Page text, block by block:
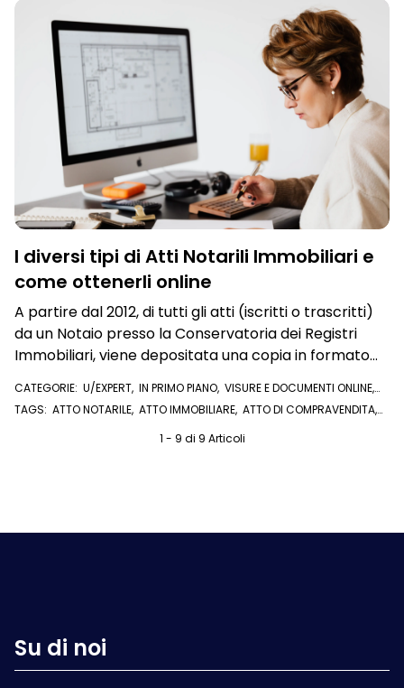
I diversi tipi di Atti Notarili Immobiliari e
come ottenerli online
A partire dal 2012, di tutti gli atti (iscritti o trascritti)
da un Notaio presso la Conservatoria dei Registri
Immobiliari, viene depositata una copia in formato
digitale, con relativa firma, in modo da renderli
disponibilii anche online
CATEGORIE: U/EXPERT, IN PRIMO PIANO, VISURE E DOCUMENTI ONLINE,
ATTI NOTARILI,VENDERE E COMPRARE CASA
TAGS: ATTO NOTARILE, ATTO IMMOBILIARE, ATTO DI COMPRAVENDITA,
1 - 9 di 9 Articoli
Su di noi